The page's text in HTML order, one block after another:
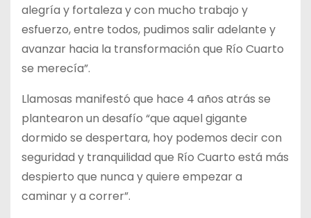
alegría y fortaleza y con mucho trabajo y
esfuerzo, entre todos, pudimos salir adelante y
avanzar hacia la transformación que Río Cuarto
se merecía”.
Llamosas manifestó que hace 4 años atrás se
plantearon un desafío “que aquel gigante
dormido se despertara, hoy podemos decir con
seguridad y tranquilidad que Río Cuarto está más
despierto que nunca y quiere empezar a
caminar y a correr”.